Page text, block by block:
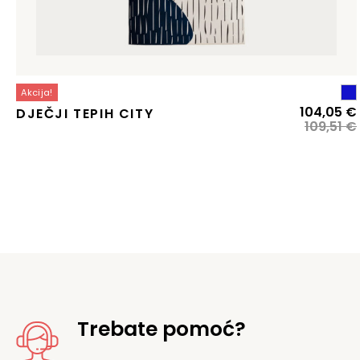
Akcija!
DJEČJI TEPIH CITY
109,51€
104,05 €
Trebate pomoć?